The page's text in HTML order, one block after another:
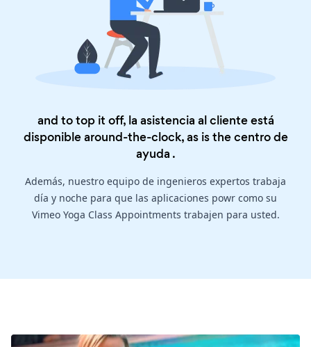
and to top it off, la asistencia al cliente está
disponible around-the-clock, as is thecentro de
ayuda .
Además, nuestro equipo de ingenieros expertos trabaja
día y noche para que las aplicaciones powr como su
Vimeo Yoga Class Appointments trabajen para usted.